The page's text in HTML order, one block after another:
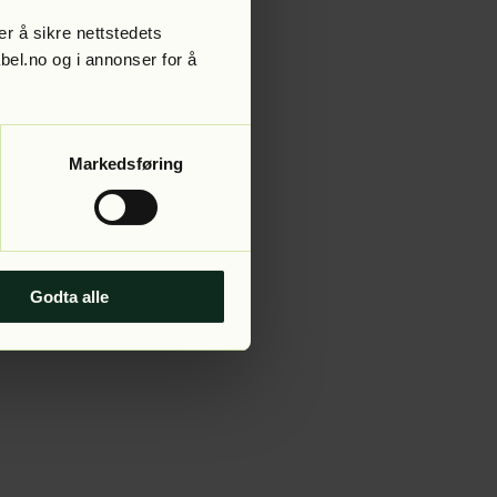
å sikre nettstedets
og i annonser for å
Markedsføring
Godta alle